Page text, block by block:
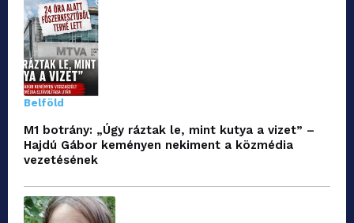
Belföld
M1 botrány: „Úgy ráztak le, mint kutya a vizet” –
Hajdú Gábor keményen nekiment a közmédia
vezetésének